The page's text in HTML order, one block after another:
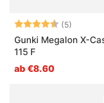
Bewertung:(5)
4.8
Gunki Megalon X-
115 F
ab €8.60